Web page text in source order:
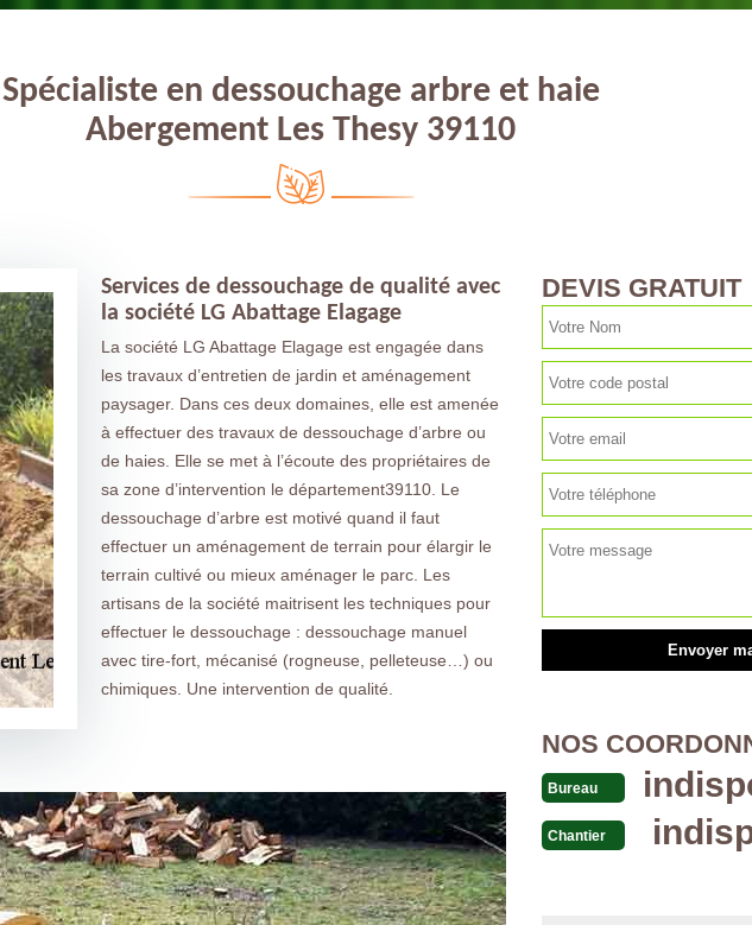
Spécialiste en dessouchage arbre et haie
Abergement Les Thesy 39110
Services de dessouchage de qualité avec
la société LG Abattage Elagage
La société LG Abattage Elagage est engagée dans
les travaux d’entretien de jardin et aménagement
paysager. Dans ces deux domaines, elle est amenée
à effectuer des travaux de dessouchage d’arbre ou
de haies. Elle se met à l’écoute des propriétaires de
sa zone d’intervention le département39110. Le
dessouchage d’arbre est motivé quand il faut
effectuer un aménagement de terrain pour élargir le
terrain cultivé ou mieux aménager le parc. Les
artisans de la société maitrisent les techniques pour
effectuer le dessouchage : dessouchage manuel
avec tire-fort, mécanisé (rogneuse, pelleteuse…) ou
chimiques. Une intervention de qualité.
DEVIS GRATUIT
NOS
Bureau
Chantier